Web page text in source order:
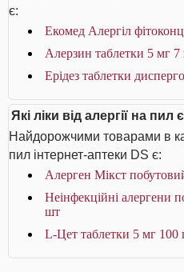
є:
Екомед Алергіл
Алерзин таблетки 5 мг
Ерідез таблетки
Які ліки від алергії на
Найдорожчими товарами в
пил інтернет-аптеки DS є:
Алерген Мікст
Неінфекційні алергени
шт
L-Цет таблетки 5 мг 100